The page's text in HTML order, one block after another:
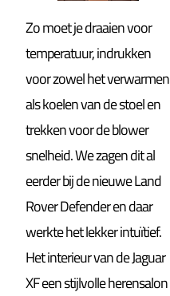
Zo moet je draaien voor
temperatuur, indrukken
voor zowel het verwarmen
als koelen van de stoel en
trekken voor de blower
snelheid. We zagen dit al
eerder bij de nieuwe Land
Rover Defender en daar
werkte het lekker intuïtief.
Het interieur van de Jaguar
XF een stijlvolle herensalon